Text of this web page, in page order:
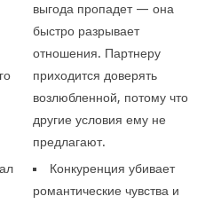
выгода пропадет — она
быстро разрывает
отношения. Партнеру
приходится доверять
возлюбленной, потому что
другие условия ему не
предлагают.
Конкуренция убивает
романтические чувства и